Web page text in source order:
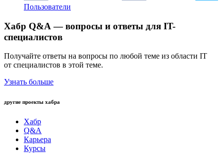
Пользователи
Хабр Q&A — вопросы и ответы для IT-
специалистов
Получайте ответы на вопросы по любой теме из области IT
от специалистов в этой теме.
Узнать больше
другие проекты хабра
Хабр
Q&A
Карьера
Курсы